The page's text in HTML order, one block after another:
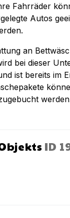
Fahrräder
Autos
an
bei dieser
ist bereits im
ID